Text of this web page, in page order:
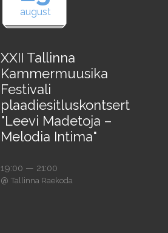
august
XXII Tallinna
Kammermuusika
Festivali
plaadiesitluskontsert
"Leevi Madetoja –
Melodia Intima"
19:00 — 21:00
@ Tallinna Raekoda